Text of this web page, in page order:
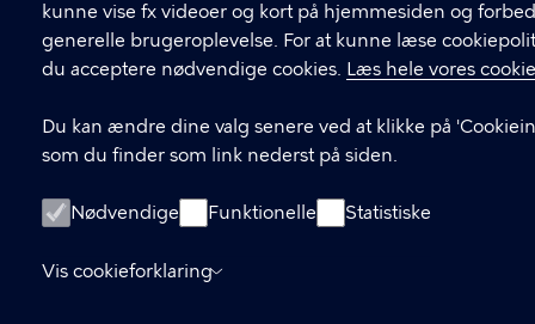
kunne vise fx videoer og kort på hjemmesiden og
generelle brugeroplevelse. For at kunne læse
du acceptere nødvendige cookies. Læs hele vores
Du kan ændre dine valg senere ved at klikke på
som du finder som link nederst på siden.
Nødvendige Funktionelle Statistiske
Vis cookieforklaring